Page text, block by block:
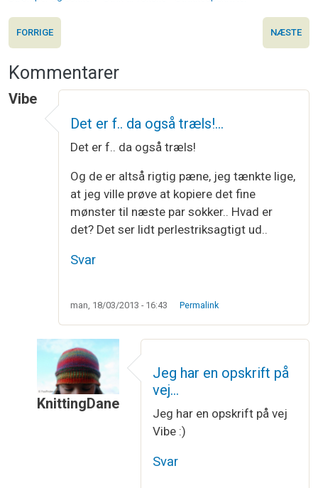
FORRIGE NÆSTE
Kommentarer
Vibe
Det er f.. da også træls!…
Det er f.. da også træls!
Og de er altså rigtig pæne, jeg tænkte lige,
at jeg ville prøve at kopiere det fine
mønster til næste par sokker.. Hvad er
det? Det ser lidt perlestriksagtigt ud..
Svar
man, 18/03/2013 - 16:43 Permalink
KnittingDane
Det er f.. da også træls!…af Vibe
Jeg har en opskrift på
vej…
Jeg har en opskrift på vej
Vibe :)
Svar